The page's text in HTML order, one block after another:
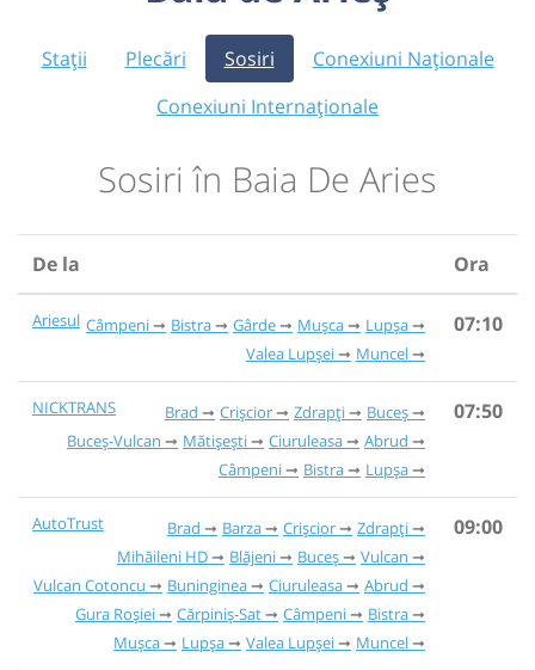
Stații Plecări Sosiri
Conexiuni Naționale
Conexiuni Internaționale
Sosiri în Baia De Aries
De la Ora
Ariesul Câmpeni Bistra Gârde Mușca
Lupșa
Valea Lupșei
Muncel
07:10
NICKTRANS Brad Crișcior Zdrapți
Buceș
Buceș-Vulcan
Mătișești Ciuruleasa
Abrud
Câmpeni
Bistra Lupșa
07:50
AutoTrust Brad Barza Crișcior
Zdrapți
Mihăileni HD
Blăjeni Buceș
Vulcan
Vulcan Cotoncu
Buninginea Ciuruleasa
Abrud
Gura Roșiei
Cărpiniș-Sat Câmpeni
Bistra
Mușca
Lupșa Valea Lupșei Muncel
09:00